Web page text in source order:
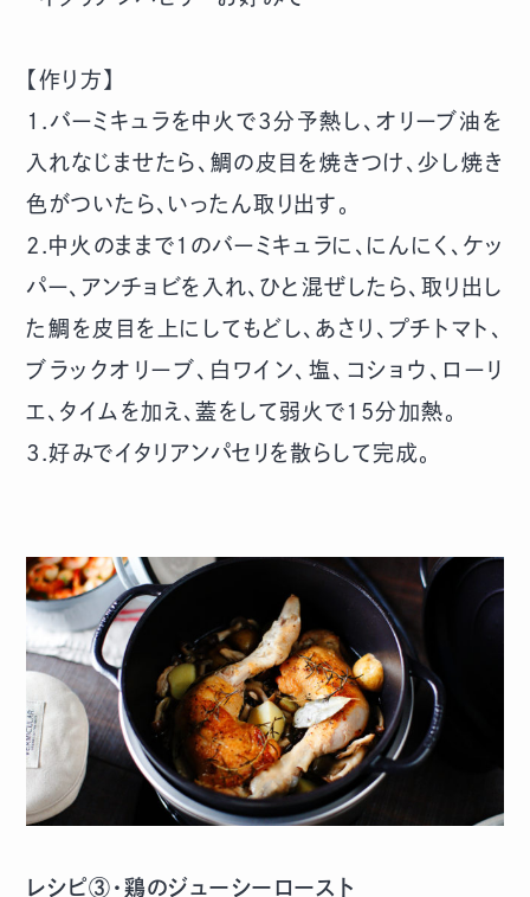
【作り方】
1.バーミキュラを中火で3分予熱し、オリーブ油を
入れなじませたら、鯛の皮目を焼きつけ、少し焼き
色がついたら、いったん取り出す。
2.中火のままで1のバーミキュラに、にんにく、ケッ
パー、アンチョビを入れ、ひと混ぜしたら、取り出し
た鯛を皮目を上にしてもどし、あさり、プチトマト、
ブラックオリーブ、白ワイン、塩、コショウ、ローリ
エ、タイムを加え、蓋をして弱火で15分加熱。
3.好みでイタリアンパセリを散らして完成。
レシピ③・鶏のジューシーロースト